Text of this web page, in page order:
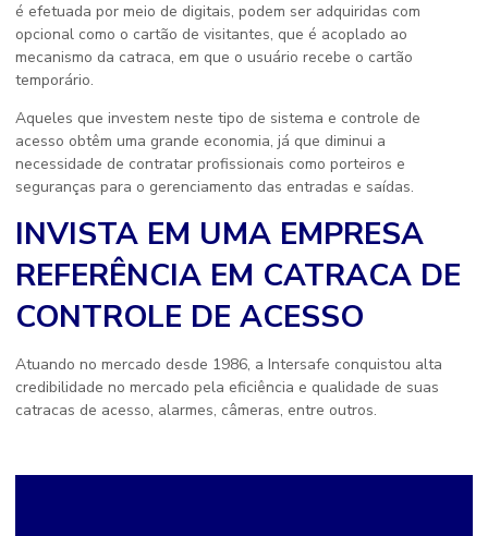
é efetuada por meio de digitais, podem ser adquiridas com
opcional como o cartão de visitantes, que é acoplado ao
mecanismo da catraca, em que o usuário recebe o cartão
temporário.
Aqueles que investem neste tipo de sistema e controle de
acesso obtêm uma grande economia, já que diminui a
necessidade de contratar profissionais como porteiros e
seguranças para o gerenciamento das entradas e saídas.
INVISTA EM UMA EMPRESA
REFERÊNCIA EM CATRACA DE
CONTROLE DE ACESSO
Atuando no mercado desde 1986, a Intersafe conquistou alta
credibilidade no mercado pela eficiência e qualidade de suas
catracas de acesso, alarmes, câmeras, entre outros.